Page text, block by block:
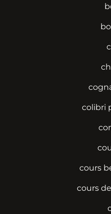
colibri
cours
cours